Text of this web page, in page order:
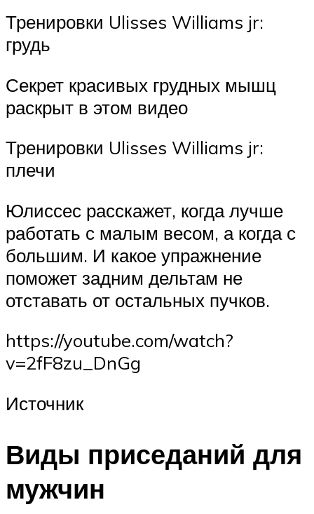
Тренировки Ulisses Williams jr:
грудь
Секрет красивых грудных мышц
раскрыт в этом видео
Тренировки Ulisses Williams jr:
плечи
Юлиссес расскажет, когда лучше
работать с малым весом, а когда с
большим. И какое упражнение
поможет задним дельтам не
отставать от остальных пучков.
https://youtube.com/watch?
v=2fF8zu_DnGg
Источник
Виды приседаний для
мужчин